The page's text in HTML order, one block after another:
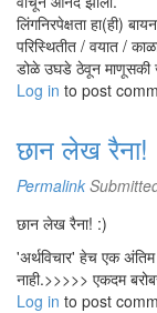
लिंगनिरपेक्षता हा(ही)
परिस्थितीत / वयात /
डोळे उघडे ठेवून माणूसकी
Log in to post
छान लेख रैना!
Permalink
छान लेख रैना! :)
'अर्थविचार' हेच एक
नाही.>>>>> एकदम
Log in to post